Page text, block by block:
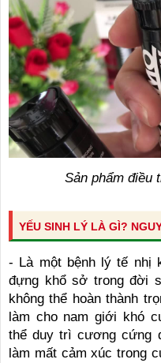
Sản phẩm điều
YẾU SINH LÝ LÀ GÌ?
- Là một bệnh lý tế nhị
đựng khổ sở trong đời
không thể hoàn thành
làm cho nam giới khó
thể duy trì cương cứng
làm mất cảm xúc trong